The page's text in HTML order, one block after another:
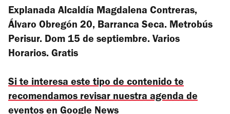
Explanada Alcaldía Magdalena Contreras,
Álvaro Obregón 20, Barranca Seca. Metrobús
Perisur. Dom 15 de septiembre. Varios
Horarios. Gratis
Si te interesa este tipo de contenido te
recomendamos revisar nuestra agenda de
eventos en Google News